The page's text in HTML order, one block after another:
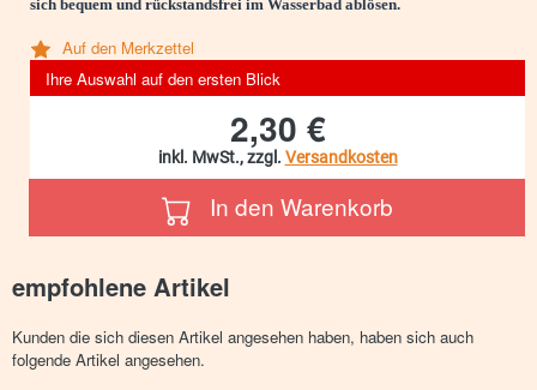
sich bequem und rückstandsfrei im Wasserbad ablösen.
Auf den Merkzettel
Ihre Auswahl auf den ersten Blick
2,30 €
inkl. MwSt., zzgl. Versandkosten
In den Warenkorb
empfohlene Artikel
Kunden die sich diesen Artikel angesehen haben, haben sich auch
folgende Artikel angesehen.